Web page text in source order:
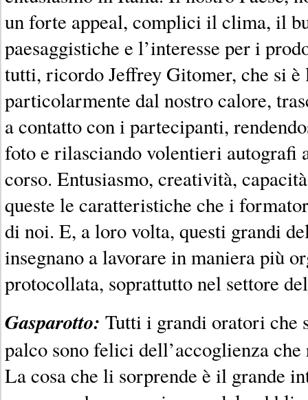
un forte appeal, complici il clima, il
paesaggistiche e l’interesse per i
tutti, ricordo Jeffrey Gitomer, che si è
particolarmente dal nostro calore,
a contatto con i partecipanti,
foto e rilasciando volentieri autografi
corso. Entusiasmo, creatività,
queste le caratteristiche che i
di noi. E, a loro volta, questi grandi
insegnano a lavorare in maniera più
protocollata, soprattutto nel settore
Gasparotto: Tutti i grandi oratori che
palco sono felici dell’accoglienza
La cosa che li sorprende è il grande